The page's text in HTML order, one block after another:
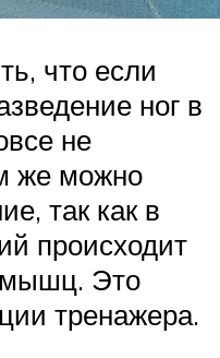
что если
ног в
не
же можно
так как в
происходит
мышц. Это
тренажера.